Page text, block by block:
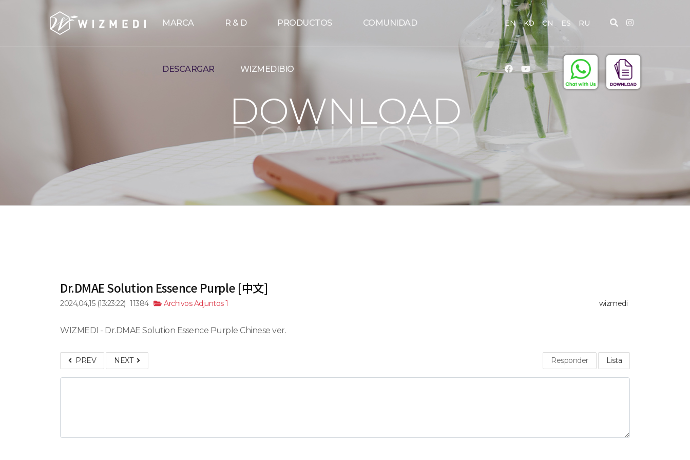
MARCA
R & D PRODUCTOS COMUNIDAD
DESCARGAR WIZMEDIBIO
EN KO CN ES RU
DOWNLOAD
Dr.DMAE Solution Essence Purple [中文]
wizmedi
2024,04,15 (13:23:22) 11384 Archivos Adjuntos 1
WIZMEDI - Dr.DMAE Solution Essence Purple Chinese ver.
PREV NEXT Responder Lista